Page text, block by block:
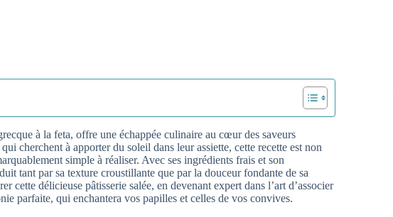
à la feta, offre une échappée culinaire au cœur des saveurs
cherchent à apporter du soleil dans leur assiette, cette recette est non
simple à réaliser. Avec ses ingrédients frais et son
tant par sa texture croustillante que par la douceur fondante de sa
cette délicieuse pâtisserie salée, en devenant expert dans l’art d’associer
parfaite, qui enchantera vos papilles et celles de vos convives.